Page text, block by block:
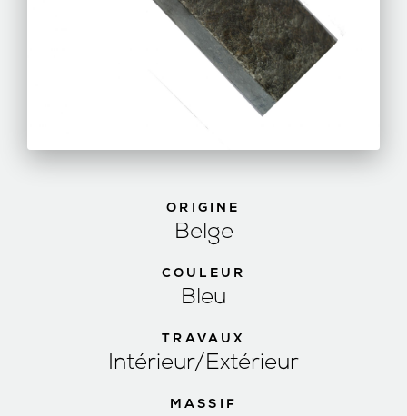
ORIGINE
Belge
COULEUR
Bleu
TRAVAUX
Intérieur/Extérieur
MASSIF